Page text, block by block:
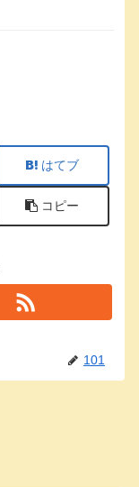
はてブ
コピー
101